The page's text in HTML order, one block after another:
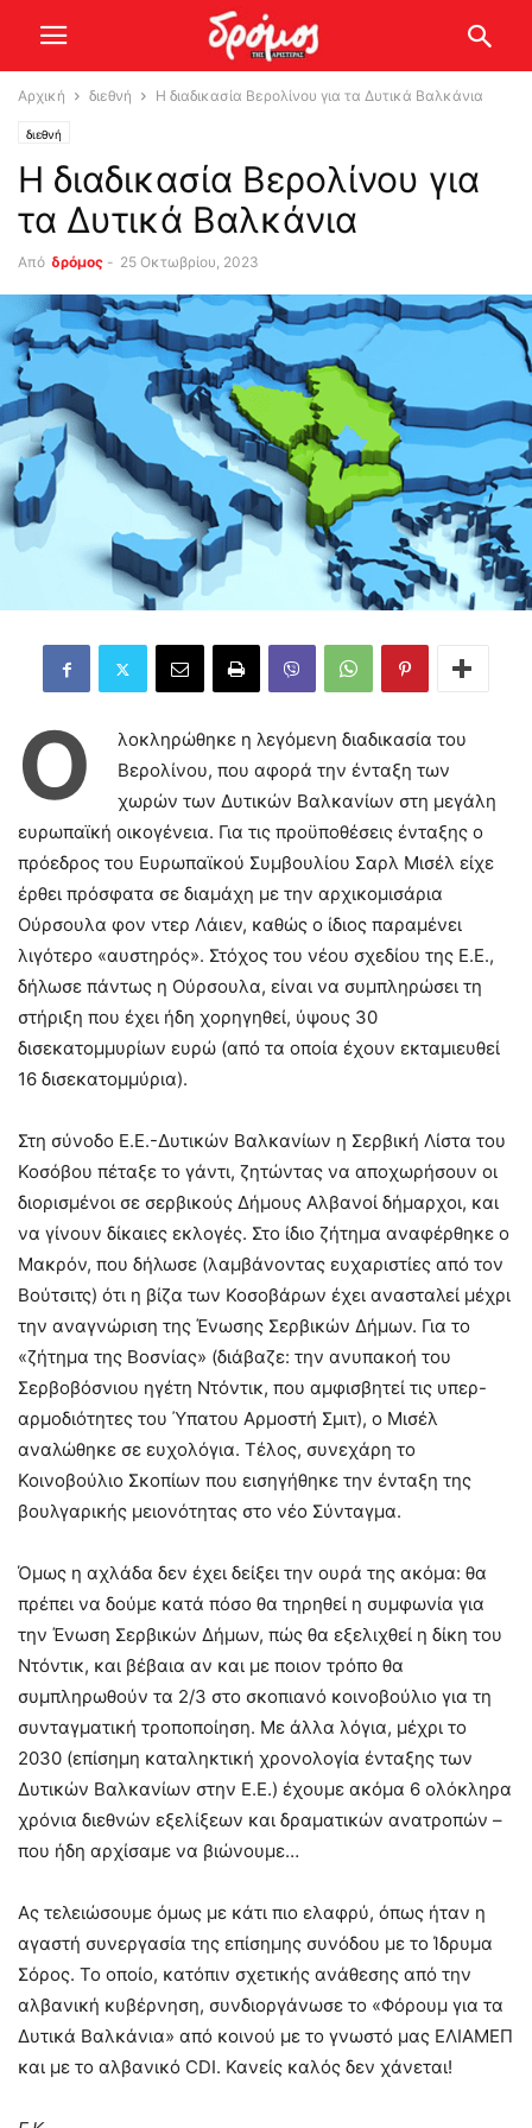
Αρχική διεθνή Η διαδικασία Βερολίνου για τα Δυτικά Βαλκάνια
διεθνή
Η διαδικασία Βερολίνου για
τα Δυτικά Βαλκάνια
Από δρόμος - 25 Οκτωβρίου, 2023
Ο
λοκληρώθηκε η λεγόμενη διαδικασία του
Βερολίνου, που αφορά την ένταξη των
χωρών των Δυτικών Βαλκανίων στη μεγάλη
ευρωπαϊκή οικογένεια. Για τις προϋποθέσεις ένταξης ο
πρόεδρος του Ευρωπαϊκού Συμβουλίου Σαρλ Μισέλ είχε
έρθει πρόσφατα σε διαμάχη με την αρχικομισάρια
Ούρσουλα φον ντερ Λάιεν, καθώς ο ίδιος παραμένει
λιγότερο «αυστηρός». Στόχος του νέου σχεδίου της Ε.Ε.,
δήλωσε πάντως η Ούρσουλα, είναι να συμπληρώσει τη
στήριξη που έχει ήδη χορηγηθεί, ύψους 30
δισεκατομμυρίων ευρώ (από τα οποία έχουν εκταμιευθεί
16 δισεκατομμύρια).
Στη σύνοδο Ε.Ε.-Δυτικών Βαλκανίων η Σερβική Λίστα του
Κοσόβου πέταξε το γάντι, ζητώντας να αποχωρήσουν οι
διορισμένοι σε σερβικούς Δήμους Αλβανοί δήμαρχοι, και
να γίνουν δίκαιες εκλογές. Στο ίδιο ζήτημα αναφέρθηκε ο
Μακρόν, που δήλωσε (λαμβάνοντας ευχαριστίες από τον
Βούτσιτς) ότι η βίζα των Κοσοβάρων έχει ανασταλεί μέχρι
την αναγνώριση της Ένωσης Σερβικών Δήμων. Για το
«ζήτημα της Βοσνίας» (διάβαζε: την ανυπακοή του
Σερβοβόσνιου ηγέτη Ντόντικ, που αμφισβητεί τις υπερ-
αρμοδιότητες του Ύπατου Αρμοστή Σμιτ), ο Μισέλ
αναλώθηκε σε ευχολόγια. Τέλος, συνεχάρη το
Κοινοβούλιο Σκοπίων που εισηγήθηκε την ένταξη της
βουλγαρικής μειονότητας στο νέο Σύνταγμα.
Όμως η αχλάδα δεν έχει δείξει την ουρά της ακόμα: θα
πρέπει να δούμε κατά πόσο θα τηρηθεί η συμφωνία για
την Ένωση Σερβικών Δήμων, πώς θα εξελιχθεί η δίκη του
Ντόντικ, και βέβαια αν και με ποιον τρόπο θα
συμπληρωθούν τα 2/3 στο σκοπιανό κοινοβούλιο για τη
συνταγματική τροποποίηση. Με άλλα λόγια, μέχρι το
2030 (επίσημη καταληκτική χρονολογία ένταξης των
Δυτικών Βαλκανίων στην Ε.Ε.) έχουμε ακόμα 6 ολόκληρα
χρόνια διεθνών εξελίξεων και δραματικών ανατροπών –
που ήδη αρχίσαμε να βιώνουμε…
Ας τελειώσουμε όμως με κάτι πιο ελαφρύ, όπως ήταν η
αγαστή συνεργασία της επίσημης συνόδου με το Ίδρυμα
Σόρος. Το οποίο, κατόπιν σχετικής ανάθεσης από την
αλβανική κυβέρνηση, συνδιοργάνωσε το «Φόρουμ για τα
Δυτικά Βαλκάνια» από κοινού με το γνωστό μας ΕΛΙΑΜΕΠ
και με το αλβανικό CDI. Κανείς καλός δεν χάνεται!